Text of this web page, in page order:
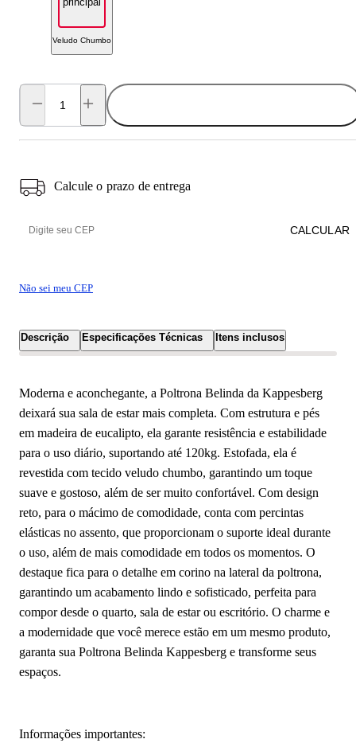
Veludo Chumbo
Calcule o prazo de entrega
Não sei meu CEP
CALCULAR
Descrição Especificações Técnicas Itens inclusos
Moderna e aconchegante, a Poltrona Belinda da Kappesberg
deixará sua sala de estar mais completa. Com estrutura e pés
em madeira de eucalipto, ela garante resistência e estabilidade
para o uso diário, suportando até 120kg. Estofada, ela é
revestida com tecido veludo chumbo, garantindo um toque
suave e gostoso, além de ser muito confortável. Com design
reto, para o mácimo de comodidade, conta com percintas
elásticas no assento, que proporcionam o suporte ideal durante
o uso, além de mais comodidade em todos os momentos. O
destaque fica para o detalhe em corino na lateral da poltrona,
garantindo um acabamento lindo e sofisticado, perfeita para
compor desde o quarto, sala de estar ou escritório. O charme e
a modernidade que você merece estão em um mesmo produto,
garanta sua Poltrona Belinda Kappesberg e transforme seus
espaços.
Informações importantes: